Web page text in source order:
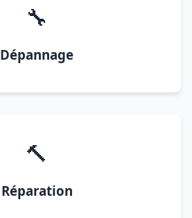
🔧
Dépannage
🔨
Réparation